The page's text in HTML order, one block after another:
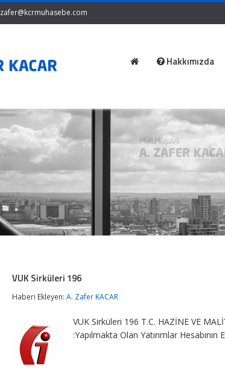
zafer@kcrmuhasebe.com
Hakkımızda
VUK Sirküleri 196
Haberi Ekleyen:A. Zafer KACAR
VUK Sirküleri 196 T.C. HAZİNE VE
:Yapılmakta Olan Yatırımlar